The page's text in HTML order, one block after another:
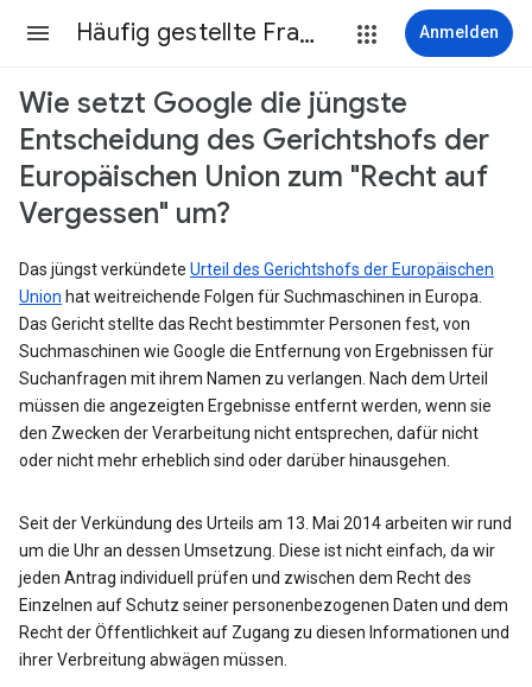
Häufig gestellte Fragen Anmelden
Wie setzt Google die jüngste
Entscheidung des Gerichtshofs der
Europäischen Union zum "Recht auf
Vergessen" um?
Das jüngst verkündete Urteil des Gerichtshofs der Europäischen
Union hat weitreichende Folgen für Suchmaschinen in Europa.
Das Gericht stellte das Recht bestimmter Personen fest, von
Suchmaschinen wie Google die Entfernung von Ergebnissen für
Suchanfragen mit ihrem Namen zu verlangen. Nach dem Urteil
müssen die angezeigten Ergebnisse entfernt werden, wenn sie
den Zwecken der Verarbeitung nicht entsprechen, dafür nicht
oder nicht mehr erheblich sind oder darüber hinausgehen.
Seit der Verkündung des Urteils am 13. Mai 2014 arbeiten wir rund
um die Uhr an dessen Umsetzung. Diese ist nicht einfach, da wir
jeden Antrag individuell prüfen und zwischen dem Recht des
Einzelnen auf Schutz seiner personenbezogenen Daten und dem
Recht der Öffentlichkeit auf Zugang zu diesen Informationen und
ihrer Verbreitung abwägen müssen.